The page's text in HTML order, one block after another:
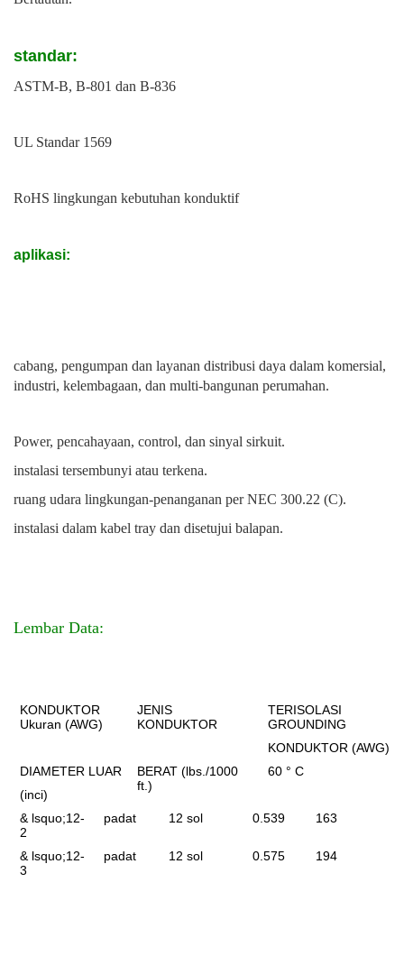
standar:
ASTM-B, B-801 dan B-836
UL Standar 1569
RoHS lingkungan kebutuhan konduktif
aplikasi:
cabang, pengumpan dan layanan distribusi daya dalam komersial,
industri, kelembagaan, dan multi-bangunan perumahan.
Power, pencahayaan, control, dan sinyal sirkuit.
instalasi tersembunyi atau terkena.
ruang udara lingkungan-penanganan per NEC 300.22 (C).
instalasi dalam kabel tray dan disetujui balapan.
Lembar Data:
KONDUKTOR
Ukuran (AWG)
JENIS
KONDUKTOR
TERISOLASI
GROUNDING
KONDUKTOR (AWG)
DIAMETER LUAR
(inci)
BERAT (lbs./1000
ft.)
60 ° C
& lsquo;12-
2
padat 12 sol 0.539 163
& lsquo;12-
3
padat 12 sol 0.575 194